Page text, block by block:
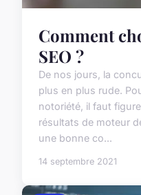
Comment
SEO ?
De nos jours, la
plus en plus rude.
notoriété, il faut
résultats de moteur
une bonne co...
14 septembre 2021